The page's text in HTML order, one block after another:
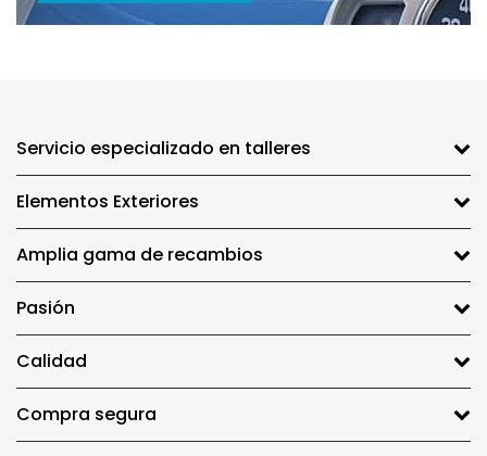
Servicio especializado en talleres
Elementos Exteriores
Amplia gama de recambios
Pasión
Calidad
Compra segura